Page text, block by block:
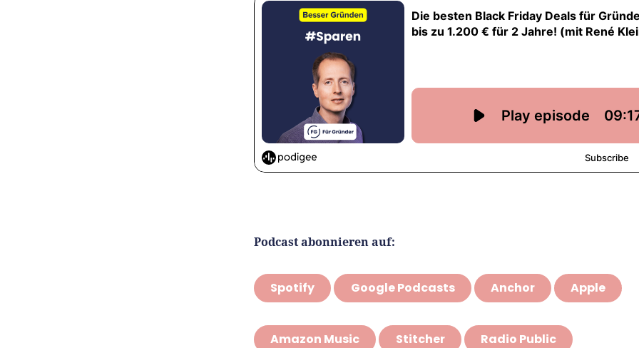
Podcast abonnieren auf:
Spotify Google Podcasts Anchor Apple
Amazon Music Stitcher Radio Public